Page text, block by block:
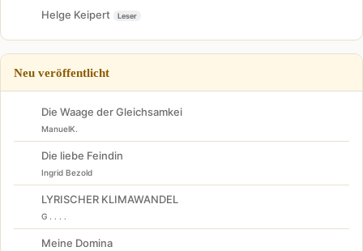
Helge Keipert Leser
Neu veröffentlicht
Die Waage der Gleichsamkei
ManuelK.
Die liebe Feindin
Ingrid Bezold
LYRISCHER KLIMAWANDEL
G . . . .
Meine Domina